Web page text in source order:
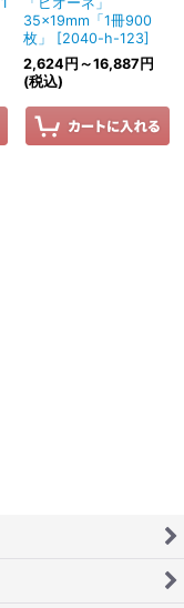
35×19mm「1冊900
枚」
[2040-h-123]
2,624 円 ～16,887 円
(税込)